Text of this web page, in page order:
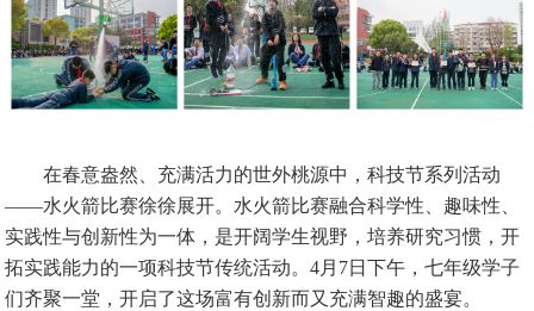
在春意盎然、充满活力的世外桃源中，科技节系列活动
——水火箭比赛徐徐展开。水火箭比赛融合科学性、趣味性、
实践性与创新性为一体，是开阔学生视野，培养研究习惯 ，开
拓实践能力的一项科技节传统活动。4月7日下午 ，七年级学子
们齐聚一堂，开启了这场富有创新而又充满智趣的盛宴。